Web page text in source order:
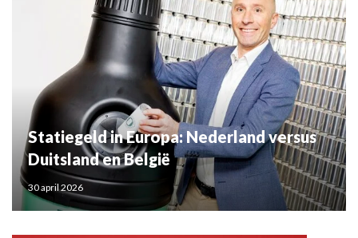
Statiegeld in Europa: Nederland versus
Duitsland en België
30 april 2026